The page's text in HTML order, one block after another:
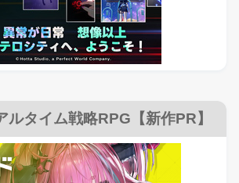
ルタイム戦略RPG【新作PR】